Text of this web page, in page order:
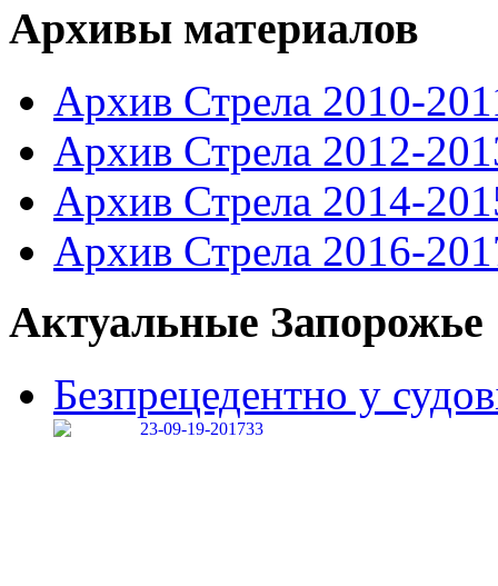
Архивы материалов
Архив Стрела 2010-
Архив Стрела 2012-
Архив Стрела 2014-
Архив Стрела 2016-
Актуальные Запорожье
Безпрецедентно у